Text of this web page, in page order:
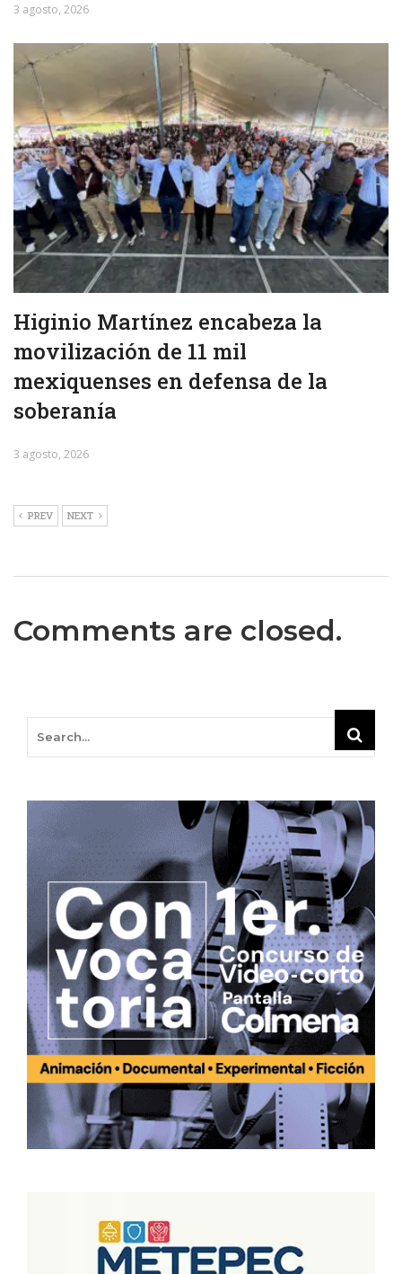
3 agosto, 2026
Higinio Martínez encabeza la
movilización de 11 mil
mexiquenses en defensa de la
soberanía
3 agosto, 2026
PREV NEXT
Comments are closed.